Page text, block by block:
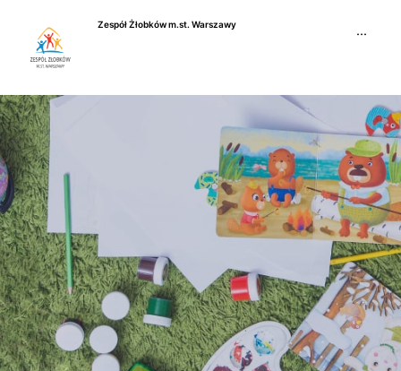
Zespół Żłobków m.st. Warszawy
···